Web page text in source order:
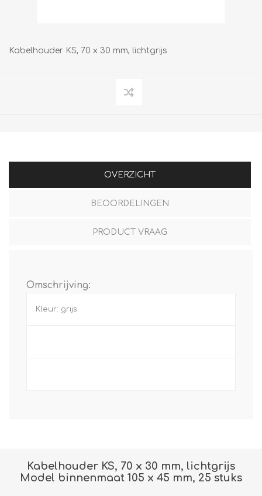
Kabelhouder KS, 70 x 30 mm, lichtgrijs
OVERZICHT
BEOORDELINGEN
PRODUCT VRAAG
Omschrijving:
Kleur: grijs
Kabelhouder KS, 70 x 30 mm, lichtgrijs
Model binnenmaat 105 x 45 mm, 25 stuks